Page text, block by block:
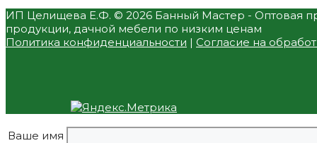
ИП Целищева Е.Ф. © 2026 Банный Мастер - Оптовая
продукции, дачной мебели по низким ценам
Политика конфиденциальности | Согласие на
Ваше имя